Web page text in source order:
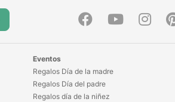
Eventos
Regalos Día de la madre
Regalos Día del padre
Regalos día de la niñez